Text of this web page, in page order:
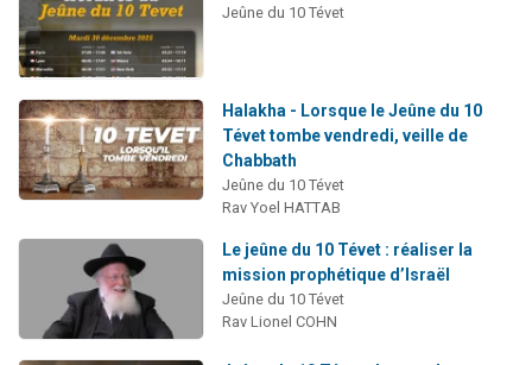
Jeûne du 10 Tévet
Halakha - Lorsque le Jeûne du 10
Tévet tombe vendredi, veille de
Chabbath
Jeûne du 10 Tévet
Rav Yoel HATTAB
Le jeûne du 10 Tévet : réaliser la
mission prophétique d’Israël
Jeûne du 10 Tévet
Rav Lionel COHN